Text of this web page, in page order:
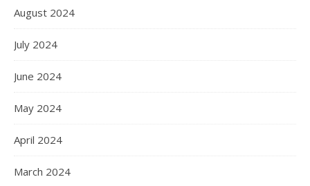
August 2024
July 2024
June 2024
May 2024
April 2024
March 2024